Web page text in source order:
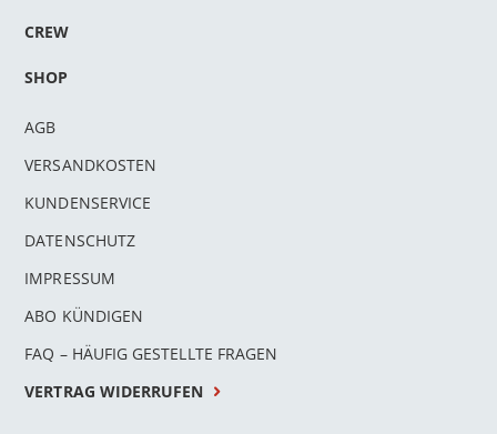
CREW
SHOP
AGB
VERSANDKOSTEN
KUNDENSERVICE
DATENSCHUTZ
IMPRESSUM
ABO KÜNDIGEN
FAQ – HÄUFIG GESTELLTE FRAGEN
VERTRAG WIDERRUFEN